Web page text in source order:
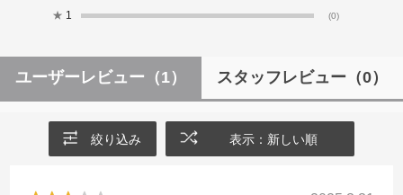
★ 1 (0)
ユーザーレビュー （1） スタッフレビュー （0）
絞り込み 表示：新しい順